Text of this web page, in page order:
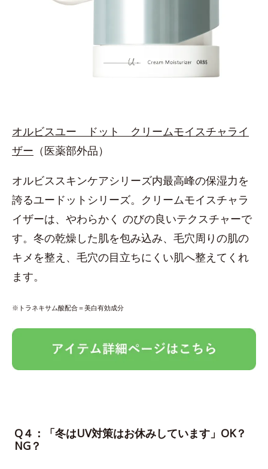
オルビスユー ドット クリームモイスチャライ
ザー （医薬部外品）
オルビススキンケアシリーズ内最高峰の保湿力を
誇るユードットシリーズ。クリームモイスチャラ
イザーは、やわらかく のびの良いテクスチャーで
す。冬の乾燥した肌を包み込み、毛穴周りの肌の
キメを整え、毛穴の目立ちにくい肌へ整えてくれ
ます。
※トラネキサム酸配合＝美白有効成分
Q４：「冬はUV対策はお休みしています」OK？
NG？